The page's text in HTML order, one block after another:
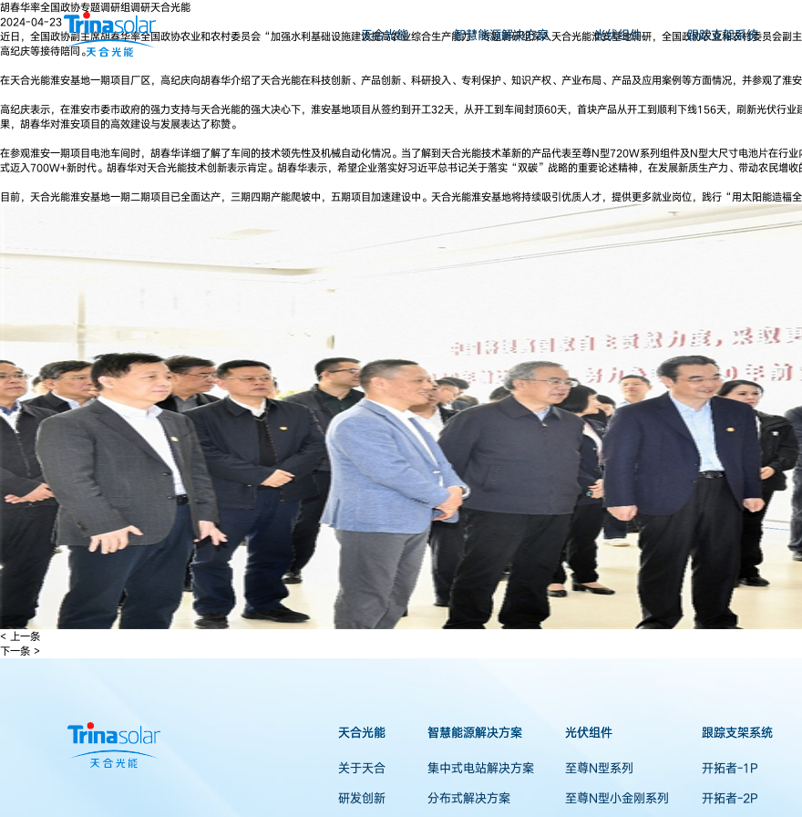
天合光能 智慧能源解决方案 光伏组件 跟踪支架系统
胡春华率全国政协专题调研组调研天合光能
2024-04-23
近日，全国政协副主席胡春华率全国政协农业和农村委员会“加强水利基础设施建设提高农业综合生产能力”专题调研组深入天合光能淮安基地调研，全国政协农业和农村委员会副
高纪庆等接待陪同。
在天合光能淮安基地一期项目厂区，高纪庆向胡春华介绍了天合光能在科技创新、产品创新、科研投入、专利保护、知识产权、产业布局、产品及应用案例等方面情况，并参观了淮
高纪庆表示，在淮安市委市政府的强力支持与天合光能的强大决心下，淮安基地项目从签约到开工32天，从开工到车间封顶60天，首块产品从开工到顺利下线156天，刷新光伏行
果，胡春华对淮安项目的高效建设与发展表达了称赞。
在参观淮安一期项目电池车间时，胡春华详细了解了车间的技术领先性及机械自动化情况。当了解到天合光能技术革新的产品代表至尊N型720W系列组件及N型大尺寸电池片在
式迈入700W+新时代。胡春华对天合光能技术创新表示肯定。胡春华表示，希望企业落实好习近平总书记关于落实“双碳”战略的重要论述精神，在发展新质生产力、带动农民增收
目前，天合光能淮安基地一期二期项目已全面达产，三期四期产能爬坡中，五期项目加速建设中。天合光能淮安基地将持续吸引优质人才，提供更多就业岗位，践行“用太阳能造福
< 上一条
下一条 >
天合光能
关于天合
研发创新
智慧能源解决方案
集中式电站解决方案
分布式解决方案
光伏组件
至尊N型系列
至尊N型小金刚系列
跟踪支架系统
开拓者-1P
开拓者-2P